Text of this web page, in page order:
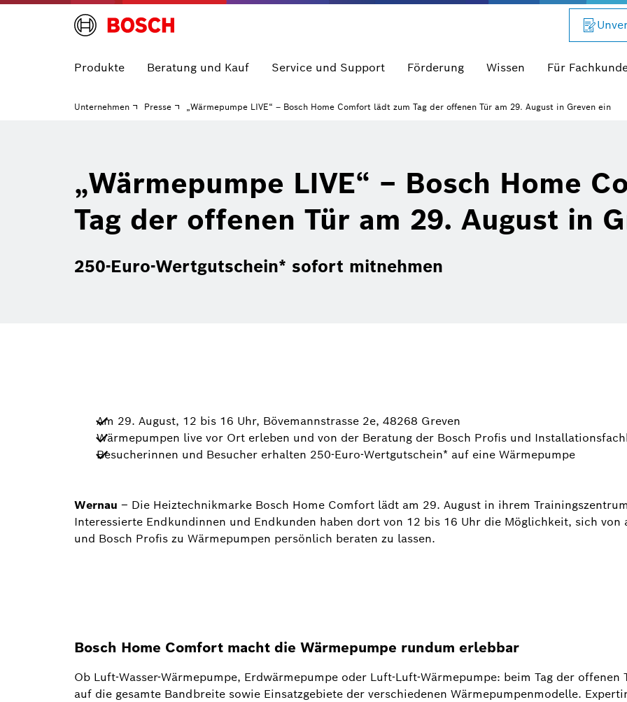
Produkte Beratung und Kauf Service und Support Förderung Wissen Für
Unternehmen Presse „Wärmepumpe LIVE“ – Bosch Home Comfort lädt zum Tag der offenen Tür am 29. August in Greven ein
„Wärmepumpe LIVE“ – Bosch Home
Tag der offenen Tür am 29. August in
250-Euro-Wertgutschein* sofort mitnehmen
Am 29. August, 12 bis 16 Uhr, Bövemannstrasse 2e, 48268 Greven
Wärmepumpen live vor Ort erleben und von der Beratung der Bosch Profis und
Besucherinnen und Besucher erhalten 250-Euro-Wertgutschein* auf eine Wärmepumpe
Wernau – Die Heiztechnikmarke Bosch Home Comfort lädt am 29. August in ihrem
Interessierte Endkundinnen und Endkunden haben dort von 12 bis 16 Uhr die Möglichkeit, sich von
und Bosch Profis zu Wärmepumpen persönlich beraten zu lassen.
Bosch Home Comfort macht die Wärmepumpe rundum erlebbar
Ob Luft-Wasser-Wärmepumpe, Erdwärmepumpe oder Luft-Luft-Wärmepumpe: beim Tag der
auf die gesamte Bandbreite sowie Einsatzgebiete der verschiedenen Wärmepumpenmodelle.